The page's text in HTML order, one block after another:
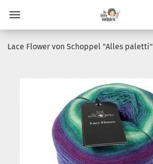
Lace Flower von Schoppel "Alles paletti"